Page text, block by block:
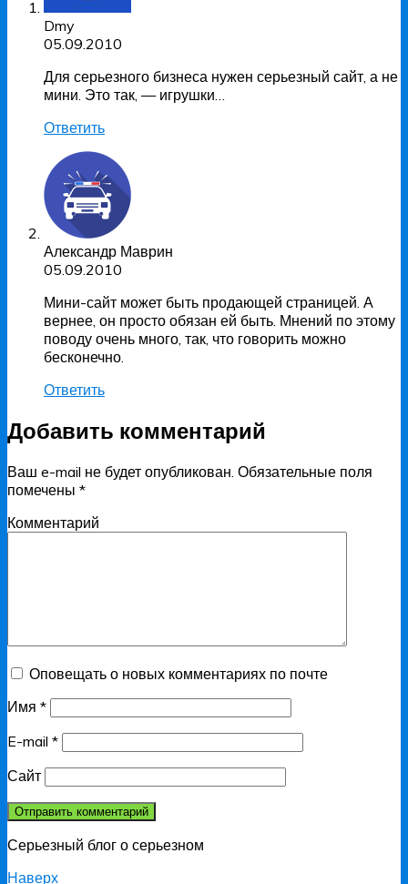
Dmy
05.09.2010
Для серьезного бизнеса нужен серьезный сайт, а не
мини. Это так, — игрушки…
Ответить
Александр Маврин
05.09.2010
Мини-сайт может быть продающей страницей. А
вернее, он просто обязан ей быть. Мнений по этому
поводу очень много, так, что говорить можно
бесконечно.
Ответить
Добавить комментарий
Ваш e-mail не будет опубликован. Обязательные поля
помечены *
Комментарий
Оповещать о новых комментариях по почте
Имя *
E-mail *
Сайт
Серьезный блог о серьезном
Наверх